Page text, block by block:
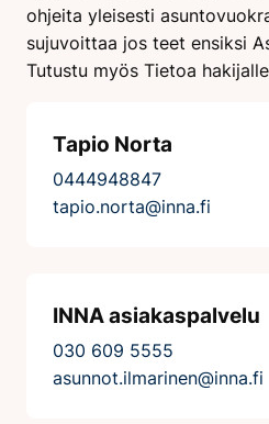
ohjeita yleisesti
sujuvoittaa jos teet ensiksi
Tutustu myös Tietoa
Tapio Norta
0444948847
tapio.norta@inna.fi
INNA asiakaspalvelu
030 609 5555
asunnot.ilmarinen@inna.fi